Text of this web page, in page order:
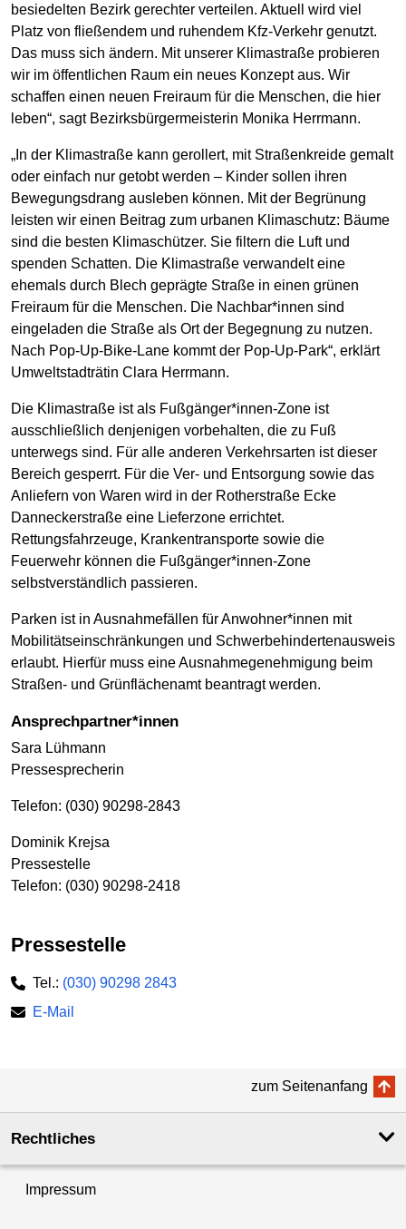
besiedelten Bezirk gerechter verteilen. Aktuell wird viel
Platz von fließendem und ruhendem Kfz-Verkehr genutzt.
Das muss sich ändern. Mit unserer Klimastraße probieren
wir im öffentlichen Raum ein neues Konzept aus. Wir
schaffen einen neuen Freiraum für die Menschen, die hier
leben“, sagt Bezirksbürgermeisterin Monika Herrmann.
„In der Klimastraße kann gerollert, mit Straßenkreide gemalt
oder einfach nur getobt werden – Kinder sollen ihren
Bewegungsdrang ausleben können. Mit der Begrünung
leisten wir einen Beitrag zum urbanen Klimaschutz: Bäume
sind die besten Klimaschützer. Sie filtern die Luft und
spenden Schatten. Die Klimastraße verwandelt eine
ehemals durch Blech geprägte Straße in einen grünen
Freiraum für die Menschen. Die Nachbar*innen sind
eingeladen die Straße als Ort der Begegnung zu nutzen.
Nach Pop-Up-Bike-Lane kommt der Pop-Up-Park“, erklärt
Umweltstadträtin Clara Herrmann.
Die Klimastraße ist als Fußgänger*innen-Zone ist
ausschließlich denjenigen vorbehalten, die zu Fuß
unterwegs sind. Für alle anderen Verkehrsarten ist dieser
Bereich gesperrt. Für die Ver- und Entsorgung sowie das
Anliefern von Waren wird in der Rotherstraße Ecke
Danneckerstraße eine Lieferzone errichtet.
Rettungsfahrzeuge, Krankentransporte sowie die
Feuerwehr können die Fußgänger*innen-Zone
selbstverständlich passieren.
Parken ist in Ausnahmefällen für Anwohner*innen mit
Mobilitätseinschränkungen und Schwerbehindertenausweis
erlaubt. Hierfür muss eine Ausnahmegenehmigung beim
Straßen- und Grünflächenamt beantragt werden.
Ansprechpartner*innen
Sara Lühmann
Pressesprecherin
Telefon: (030) 90298-2843
Dominik Krejsa
Pressestelle
Telefon: (030) 90298-2418
Pressestelle
Tel.: (030) 90298 2843
E-Mail
zum Seitenanfang
Rechtliches
Impressum